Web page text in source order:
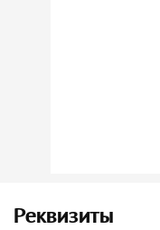
Реквизиты